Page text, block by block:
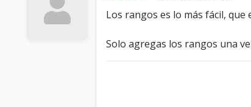
Los rangos es lo más fácil, que
Solo agregas los rangos una